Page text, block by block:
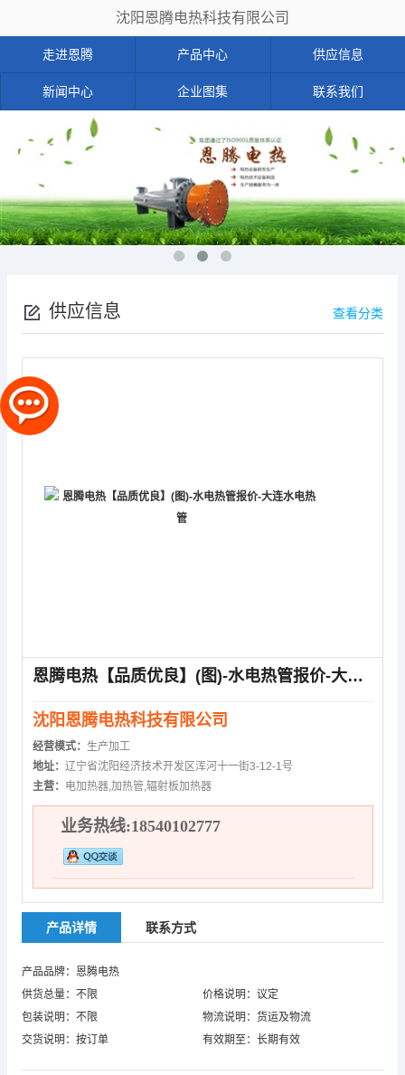
沈阳恩腾电热科技有限公司
走进恩腾 产品中心 供应信息
新闻中心 企业图集 联系我们
供应信息 查看分类
恩腾电热【品质优良】(图)-水电热管报价-大连水电热管
沈阳恩腾电热科技有限公司
经营模式： 生产加工
地址： 辽宁省沈阳经济技术开发区浑河十一街3-12-1号
主营： 电加热器,加热管,辐射板加热器
业务热线:18540102777
产品详情 联系方式
产品品牌：恩腾电热
供货总量：不限
价格说明：议定
包装说明：不限
物流说明：货运及物流
交货说明：按订单
有效期至：长期有效